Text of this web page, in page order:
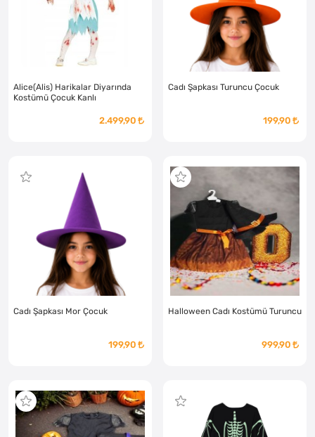
Alice(Alis) Harikalar Diyarında
Kostümü Çocuk Kanlı
2.499,90
Cadı Şapkası Turuncu Çocuk
199,90
Cadı Şapkası Mor Çocuk
199,90
Halloween Cadı Kostümü Turuncu
999,90